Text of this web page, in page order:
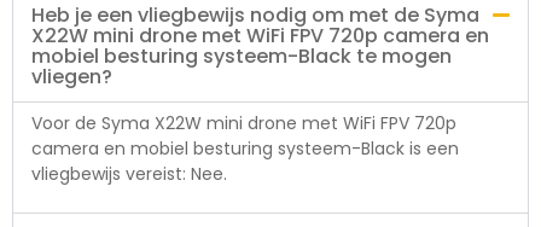
Heb je een vliegbewijs nodig om met de Syma
X22W mini drone met WiFi FPV 720p camera en
mobiel besturing systeem-Black te mogen
vliegen?
Voor de Syma X22W mini drone met WiFi FPV 720p
camera en mobiel besturing systeem-Black is een
vliegbewijs vereist: Nee.